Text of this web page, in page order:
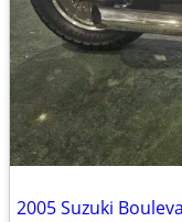
2005 Suzuki